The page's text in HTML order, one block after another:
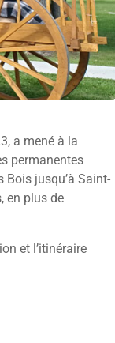
a mené à la
permanentes
jusqu’à Saint-
en plus de
et l’itinéraire